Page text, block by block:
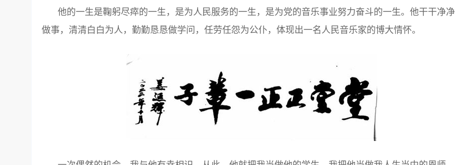
他的一生是鞠躬尽瘁的一生，是为人民服务的一生，是为党的音乐事业努力奋斗的一生。他干干净净
做事，清清白白为人，勤勤恳恳做学问，任劳任怨为公仆，体现出一名人民音乐家的博大情怀。